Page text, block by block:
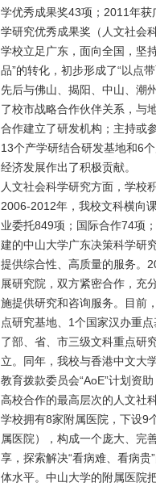
学优秀成果奖43项；2011年
学研究优秀成果奖（人文社会
学校立足广东，面向全国，坚
品”的转化，初步形成了“以点
先后与佛山、揭阳、中山、潮
了校市战略合作伙伴关系，与
合作建立了研发机构；主持或
13个产学研结合研发基地和6
经济发展作出了积极贡献。
人文社会科学研究方面，学校
2006-2012年，我校文科横向
业委托849项；国际合作74项
建的中山大学广东决策科学研
提供综合性、高质量的服务。
展研究院，双方紧密合作，充
施提供研究和咨询服务。目前
点研究基地、1个国家汉办重
了部、省、市三级文科重点研
立。同年，我校与香港中文大
教育拨款委员会“AoE”计划资
高校合作的最高层次的人文社
学校拥有8家附属医院，下设9
属医院），构成一个庞大、完
享，探索解决“看病难、看病
体水平。中山大学的附属医院